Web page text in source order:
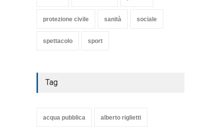
protezione civile sanità sociale
spettacolo sport
Tag
acqua pubblica alberto riglietti